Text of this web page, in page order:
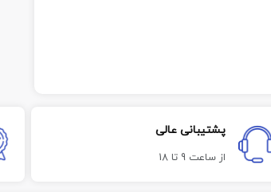
پشتیبانی عالی
از ساعت 9 تا 18